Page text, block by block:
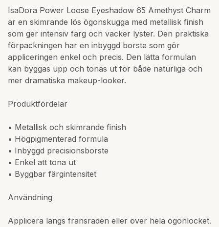
IsaDora Power Loose Eyeshadow 65 Amethyst Charm
är en skimrande lös ögonskugga med metallisk finish
som ger intensiv färg och vacker lyster. Den praktiska
förpackningen har en inbyggd borste som gör
appliceringen enkel och precis. Den lätta formulan
kan byggas upp och tonas ut för både naturliga och
mer dramatiska makeup-looker.
Produktfördelar
• Metallisk och skimrande finish
• Högpigmenterad formula
• Inbyggd precisionsborste
• Enkel att tona ut
• Byggbar färgintensitet
Användning
Applicera längs fransraden eller över hela ögonlocket.